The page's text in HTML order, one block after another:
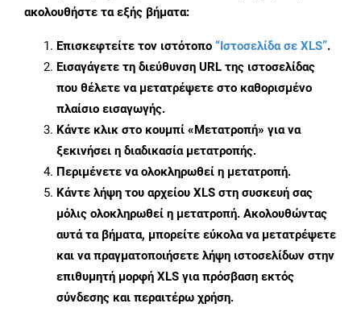
ακολουθήστε τα εξής βήματα:
Επισκεφτείτε τον ιστότοπο “Ιστοσελίδα σε XLS”.
Εισαγάγετε τη διεύθυνση URL της ιστοσελίδας
που θέλετε να μετατρέψετε στο καθορισμένο
πλαίσιο εισαγωγής.
Κάντε κλικ στο κουμπί «Μετατροπή» για να
ξεκινήσει η διαδικασία μετατροπής.
Περιμένετε να ολοκληρωθεί η μετατροπή.
Κάντε λήψη του αρχείου XLS στη συσκευή σας
μόλις ολοκληρωθεί η μετατροπή. Ακολουθώντας
αυτά τα βήματα, μπορείτε εύκολα να μετατρέψετε
και να πραγματοποιήσετε λήψη ιστοσελίδων στην
επιθυμητή μορφή XLS για πρόσβαση εκτός
σύνδεσης και περαιτέρω χρήση.